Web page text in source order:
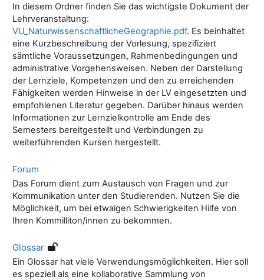
In diesem Ordner finden Sie das wichtigste Dokument der
Lehrveranstaltung:
VU_NaturwissenschaftlicheGeographie.pdf. Es beinhaltet
eine Kurzbeschreibung der Vorlesung, spezifiziert
sämtliche Voraussetzungen, Rahmenbedingungen und
administrative Vorgehensweisen. Neben der Darstellung
der Lernziele, Kompetenzen und den zu erreichenden
Fähigkeiten werden Hinweise in der LV eingesetzten und
empfohlenen Literatur gegeben. Darüber hinaus werden
Informationen zur Lernzielkontrolle am Ende des
Semesters bereitgestellt und Verbindungen zu
weiterführenden Kursen hergestellt.
Forum
Das Forum dient zum Austausch von Fragen und zur
Kommunikation unter den Studierenden. Nutzen Sie die
Möglichkeit, um bei etwaigen Schwierigkeiten Hilfe von
Ihren Kommilliton/innen zu bekommen.
Glossar
Ein Glossar hat viele Verwendungsmöglichkeiten. Hier soll
es speziell als eine kollaborative Sammlung von